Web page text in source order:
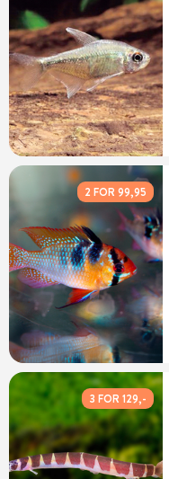
2 FOR 99,95
3 FOR 129,-